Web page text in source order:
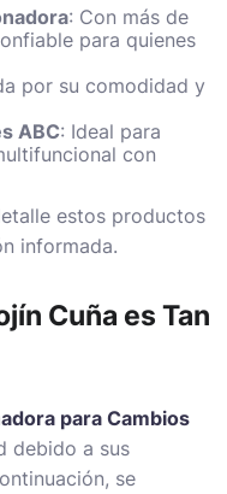
: Con más de
para quienes
por su comodidad y
ABC: Ideal para
con
estos productos
informada.
Cuña es Tan
para Cambios
debido a sus
se